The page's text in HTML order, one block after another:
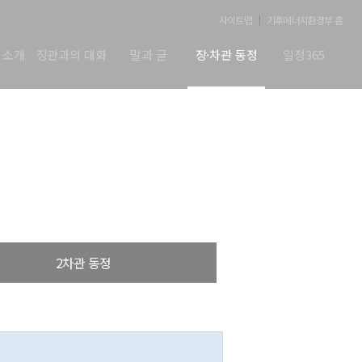
사이트맵 기후에너지환경부 홈
개 장관과의 대화 말과 글 장·차관 동정 일정365
2차관 동정